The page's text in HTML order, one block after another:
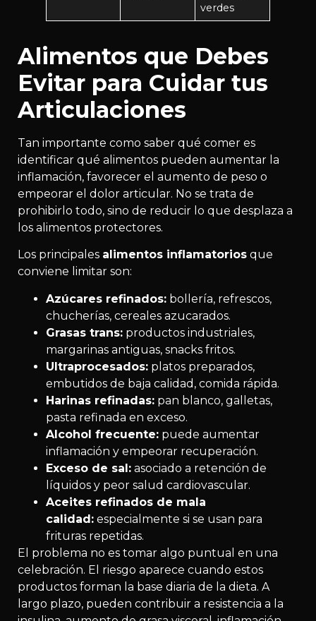
verdes
Alimentos que Debes
Evitar para Cuidar tus
Articulaciones
Tan importante como saber qué comer es
identificar qué alimentos pueden aumentar la
inflamación, favorecer el aumento de peso o
empeorar el dolor articular. No se trata de
prohibirlo todo, sino de reducir lo que desplaza a
los alimentos protectores.
Los principales alimentos inflamatorios que
conviene limitar son:
Azúcares refinados: bollería, refrescos,
chucherías, cereales azucarados.
Grasas trans: productos industriales,
margarinas antiguas, snacks fritos.
Ultraprocesados: platos preparados,
embutidos de baja calidad, comida rápida.
Harinas refinadas: pan blanco, galletas,
pasta refinada en exceso.
Alcohol frecuente: puede aumentar
inflamación y empeorar recuperación.
Exceso de sal: asociado a retención de
líquidos y peor salud cardiovascular.
Aceites refinados de mala
calidad: especialmente si se usan para
frituras repetidas.
El problema no es tomar algo puntual en una
celebración. El riesgo aparece cuando estos
productos forman la base diaria de la dieta. A
largo plazo, pueden contribuir a resistencia a la